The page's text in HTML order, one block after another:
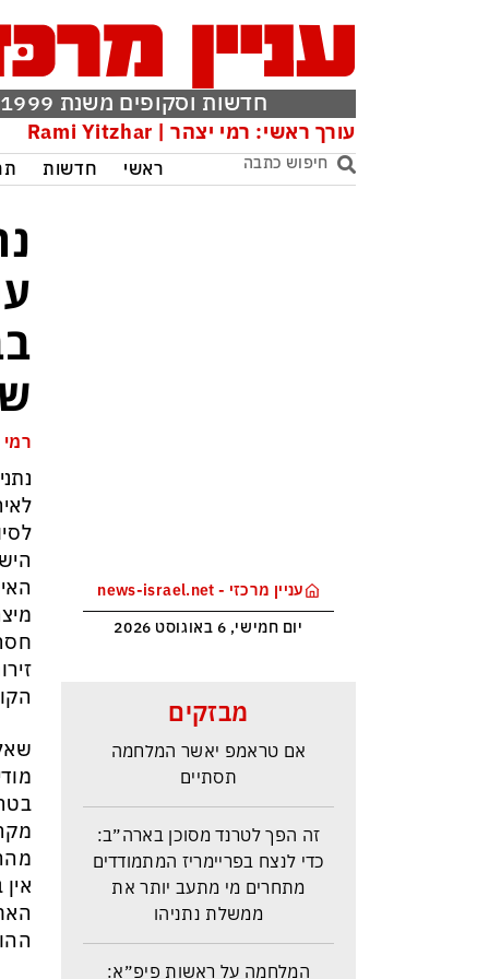
חדשות וסקופים משנת 1999
עורך ראשי: רמי יצהר | Rami Yitzhar
ראשי חדשות
עניין מרכזי - news-israel.net
יום חמישי, 6 באוגוסט 2026
מבזקים
תפעול משותף של מצר הורמוז –
אם טראמפ יאשר המלחמה
תסתיים
זה הפך לטרנד מסוכן בארה״ב:
כדי לנצח בפריימריז המתמודדים
מתחרים מי מתעב יותר את
ממשלת נתניהו
המלחמה על ראשות פיפ״א: